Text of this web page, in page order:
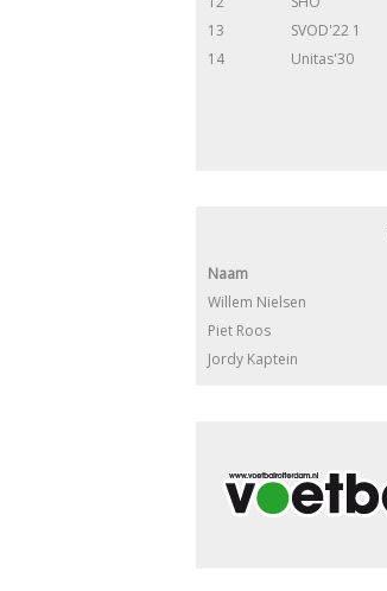
13
SVOD'22 1
14
Unitas'30
Naam
Willem Nielsen
Piet Roos
Jordy Kaptein